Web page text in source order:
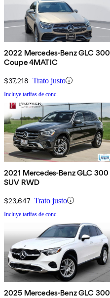
2022 Mercedes-Benz GLC 300
Coupe 4MATIC
$37,218 Trato justo
Incluye tarifas de conc.
2021 Mercedes-Benz GLC 300
SUV RWD
$23,647 Trato justo
Incluye tarifas de conc.
2025 Mercedes-Benz GLC 300